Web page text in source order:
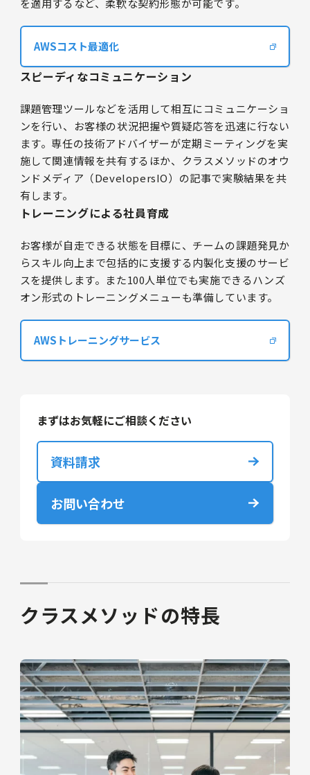
を適用するなど、柔軟な契約形態が可能です。
AWSコスト最適化
スピーディなコミュニケーション
課題管理ツールなどを活用して相互にコミュニケーショ
ンを行い、お客様の状況把握や質疑応答を迅速に行ない
ます。専任の技術アドバイザーが定期ミーティングを実
施して関連情報を共有するほか、クラスメソッドのオウ
ンドメディア（DevelopersIO）の記事で実験結果を共
有します。
トレーニングによる社員育成
お客様が自走できる状態を目標に、チームの課題発見か
らスキル向上まで包括的に支援する内製化支援のサービ
スを提供します。また100人単位でも実施できるハンズ
オン形式のトレーニングメニューも準備しています。
AWSトレーニングサービス
まずはお気軽にご相談ください
資料請求
お問い合わせ
クラスメソッドの特長